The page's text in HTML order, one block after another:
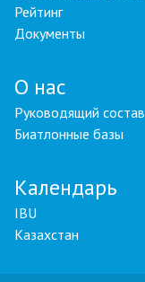
Рейтинг
Документы
О нас
Руководящий состав
Биатлонные базы
Календарь
IBU
Казахстан